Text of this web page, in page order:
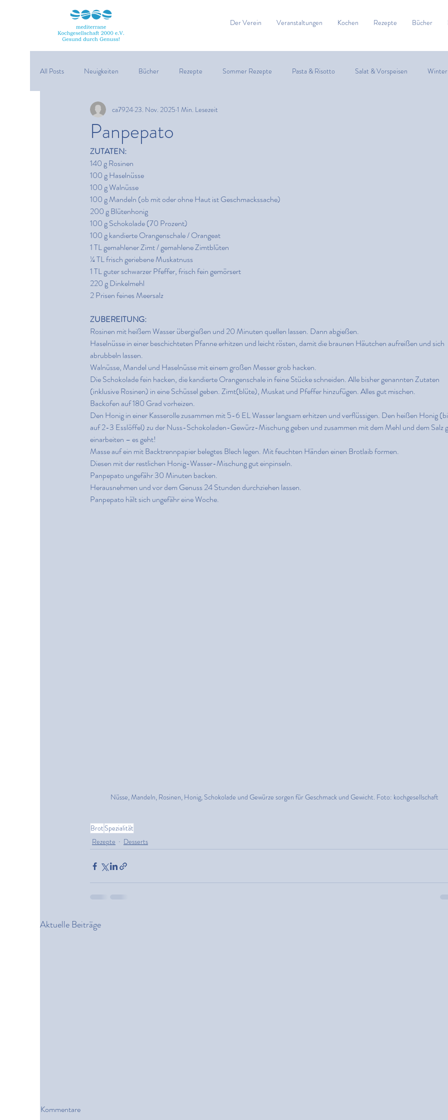
Der Verein Veranstaltungen Kochen Rezepte Bücher
All Posts Neuigkeiten Bücher Rezepte Sommer Rezepte Pasta & Risotto Salat & Vorspeisen
Veranstaltungen Desserts Pesto Käse
Meeresfrüchte Pizza
Panpepato
ca7924 23. Nov. 2025 1 Min. Lesezeit
ZUTATEN:
140 g Rosinen
100 g Haselnüsse
100 g Walnüsse
100 g Mandeln (ob mit oder ohne Haut ist Geschmackssache)
200 g Blütenhonig
100 g Schokolade (70 Prozent)
100 g kandierte Orangenschale / Orangeat
1 TL gemahlener Zimt / gemahlene Zimtblüten
¼ TL frisch geriebene Muskatnuss
1 TL guter schwarzer Pfeffer, frisch fein gemörsert
220 g Dinkelmehl
2 Prisen feines Meersalz
ZUBEREITUNG:
Rosinen mit heißem Wasser übergießen und 20 Minuten quellen lassen. Dann abgießen.
Haselnüsse in einer beschichteten Pfanne erhitzen und leicht rösten, damit die braunen Häutchen aufreißen und sich
abrubbeln lassen.
Walnüsse, Mandel und Haselnüsse mit einem großen Messer grob hacken.
Die Schokolade fein hacken, die kandierte Orangenschale in feine Stücke schneiden. Alle bisher genannten Zutaten
(inklusive Rosinen) in eine Schüssel geben. Zimt(blüte), Muskat und Pfeffer hinzufügen. Alles gut mischen.
Backofen auf 180 Grad vorheizen.
Den Honig in einer Kasserolle zusammen mit 5-6 EL Wasser langsam erhitzen und verflüssigen. Den heißen Honig
auf 2-3 Esslöffel) zu der Nuss-Schokoladen-Gewürz-Mischung geben und zusammen mit dem Mehl und dem Salz
einarbeiten – es geht!
Masse auf ein mit Backtrennpapier belegtes Blech legen. Mit feuchten Händen einen Brotlaib formen.
Diesen mit der restlichen Honig-Wasser-Mischung gut einpinseln.
Panpepato ungefähr 30 Minuten backen.
Herausnehmen und vor dem Genuss 24 Stunden durchziehen lassen.
Panpepato hält sich ungefähr eine Woche.
Nüsse, Mandeln, Rosinen, Honig, Schokolade und Gewürze sorgen für Geschmack und Gewicht. Foto: kochgesellschaft
Brot Spezialität
Rezepte
Desserts
Aktuelle Beiträge
Kommentare